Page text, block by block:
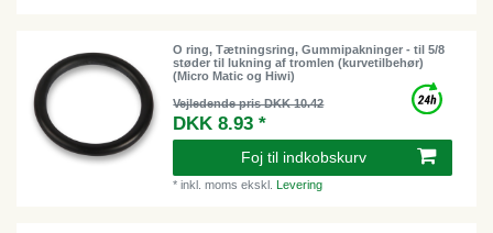
O ring, Tætningsring, Gummipakninger - til 5/8
støder til lukning af tromlen (kurvetilbehør)
(Micro Matic og Hiwi)
Vejledende pris DKK 10.42
DKK 8.93 *
Foj til indkobskurv
*inkl. moms ekskl. Levering